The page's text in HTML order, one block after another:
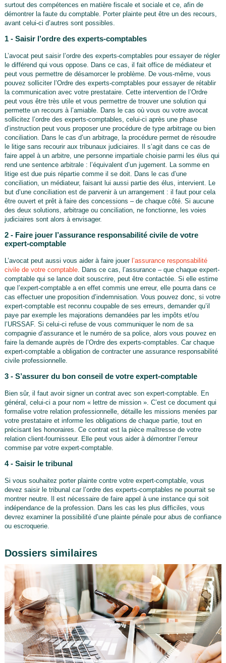
surtout des compétences en matière fiscale et sociale et ce, afin de
démontrer la faute du comptable. Porter plainte peut être un des recours,
avant celui-ci d’autres sont possibles.
1 - Saisir l’ordre des experts-comptables
L’avocat peut saisir l’ordre des experts-comptables pour essayer de régler
le différend qui vous oppose. Dans ce cas, il fait office de médiateur et
peut vous permettre de désamorcer le problème. De vous-même, vous
pouvez solliciter l’Ordre des experts-comptables pour essayer de rétablir
la communication avec votre prestataire. Cette intervention de l’Ordre
peut vous être très utile et vous permettre de trouver une solution qui
permette un recours à l’amiable. Dans le cas où vous ou votre avocat
sollicitez l’ordre des experts-comptables, celui-ci après une phase
d’instruction peut vous proposer une procédure de type arbitrage ou bien
conciliation. Dans le cas d’un arbitrage, la procédure permet de résoudre
le litige sans recourir aux tribunaux judiciaires. Il s’agit dans ce cas de
faire appel à un arbitre, une personne impartiale choisie parmi les élus qui
rend une sentence arbitrale : l’équivalent d’un jugement. La somme en
litige est due puis répartie comme il se doit. Dans le cas d’une
conciliation, un médiateur, faisant lui aussi partie des élus, intervient. Le
but d’une conciliation est de parvenir à un arrangement : il faut pour cela
être ouvert et prêt à faire des concessions – de chaque côté. Si aucune
des deux solutions, arbitrage ou conciliation, ne fonctionne, les voies
judiciaires sont alors à envisager.
2 - Faire jouer l’assurance responsabilité civile de votre
expert-comptable
L’avocat peut aussi vous aider à faire jouer l’assurance responsabilité
civile de votre comptable. Dans ce cas, l’assurance – que chaque expert-
comptable qui se lance doit souscrire, peut être contactée. Si elle estime
que l’expert-comptable a en effet commis une erreur, elle pourra dans ce
cas effectuer une proposition d’indemnisation. Vous pouvez donc, si votre
expert-comptable est reconnu coupable de ses erreurs, demander qu’il
paye par exemple les majorations demandées par les impôts et/ou
l’URSSAF. Si celui-ci refuse de vous communiquer le nom de sa
compagnie d’assurance et le numéro de sa police, alors vous pouvez en
faire la demande auprès de l’Ordre des experts-comptables. Car chaque
expert-comptable a obligation de contracter une assurance responsabilité
civile professionnelle.
3 - S’assurer du bon conseil de votre expert-comptable
Bien sûr, il faut avoir signer un contrat avec son expert-comptable. En
général, celui-ci a pour nom « lettre de mission ». C’est ce document qui
formalise votre relation professionnelle, détaille les missions menées par
votre prestataire et informe les obligations de chaque partie, tout en
précisant les honoraires. Ce contrat est la pièce maîtresse de votre
relation client-fournisseur. Elle peut vous aider à démontrer l’erreur
commise par votre expert-comptable.
4 - Saisir le tribunal
Si vous souhaitez porter plainte contre votre expert-comptable, vous
devez saisir le tribunal car l’ordre des experts-comptables ne pourrait se
montrer neutre. Il est nécessaire de faire appel à une instance qui soit
indépendance de la profession. Dans les cas les plus difficiles, vous
devrez examiner la possibilité d’une plainte pénale pour abus de confiance
ou escroquerie.
Dossiers similaires